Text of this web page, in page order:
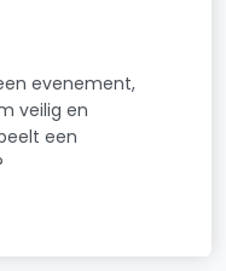
evenement,
veilig en
een